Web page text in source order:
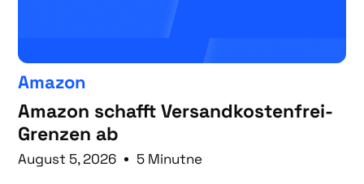
Amazon
Amazon schafft Versandkostenfrei-
Grenzen ab
August 5, 2026 5 Minutne